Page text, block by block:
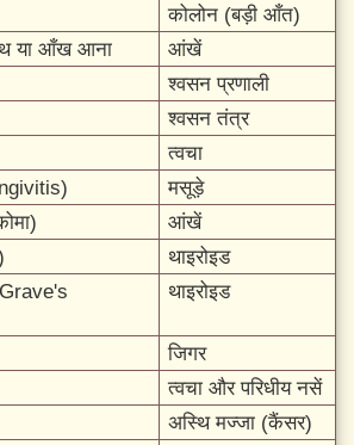
कोलोन (बड़ी आँत)
या आँख आना
आंखें
श्वसन प्रणाली
श्वसन तंत्र
त्वचा
मसूड़े
आंखें
थाइरोइड
थाइरोइड
जिगर
त्वचा और परिधीय नसें
अस्थि मज्जा (कैंसर)